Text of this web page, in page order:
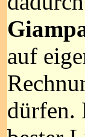
auf
dürfen.